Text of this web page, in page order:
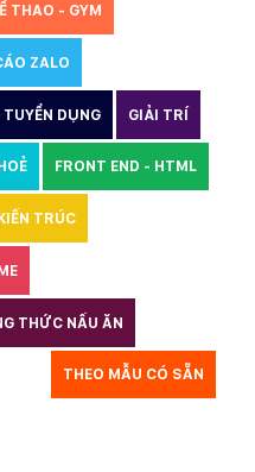
THAO - GYM
ZALO
DỤNG GIẢI TRÍ
FRONT END - HTML
TRÚC
THỨC NẤU ĂN
THEO MẪU CÓ SẴN